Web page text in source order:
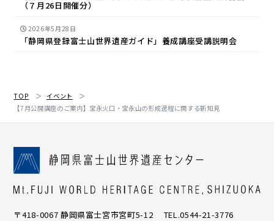
（７月26日開催分）
2026年5月28日
「静岡県登録富士山世界遺産ガイド」養成講座受講説明会
TOP
イベント
【7月公開講座のご案内】宝永火口・宝永山の形成過程に関する新知見
〒418-0067 静岡県富士宮市宮町5-12 TEL.0544-21-3776